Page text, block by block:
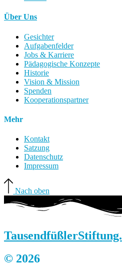
Über Uns
Gesichter
Aufgabenfelder
Jobs & Karriere
Pädagogische Konzepte
Historie
Vision & Mission
Spenden
Kooperationspartner
Mehr
Kontakt
Satzung
Datenschutz
Impressum
Nach oben
TausendfüßlerStiftung.
© 2026